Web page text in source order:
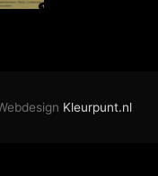
Kleurpunt.nl